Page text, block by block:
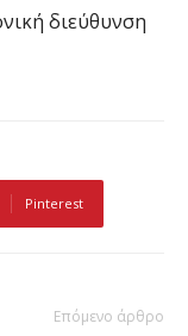
διεύθυνση
Pinterest
Επόμενο άρθρο